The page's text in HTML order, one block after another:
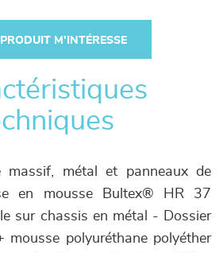
M'INTÉRESSE
massif, métal et panneaux de
en mousse Bultex® HR 37
sur chassis en métal - Dossier
mousse polyuréthane polyéther